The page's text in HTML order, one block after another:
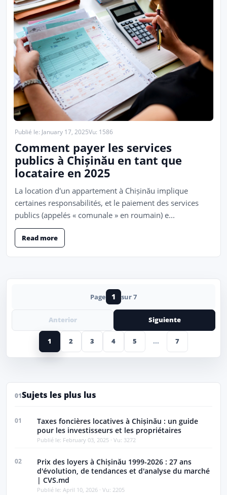
Publié le: January 17, 2025Vu: 1586
Comment payer les services
publics à Chișinău en tant que
locataire en 2025
La location d'un appartement à Chișinău implique
certaines responsabilités, et le paiement des services
publics (appelés « comunale » en roumain) e...
Read more
Page 1 sur 7
Anterior
1 2 3 4 5 ... 7
Siguiente
01Sujets les plus lus
01
Taxes foncières locatives à Chișinău : un guide
pour les investisseurs et les propriétaires
Publié le: February 03, 2025 · Vu: 3272
02
Prix ​​des loyers à Chișinău 1999-2026 : 27 ans
d'évolution, de tendances et d'analyse du marché
| CVS.md
Publié le: April 10, 2026 · Vu: 2205